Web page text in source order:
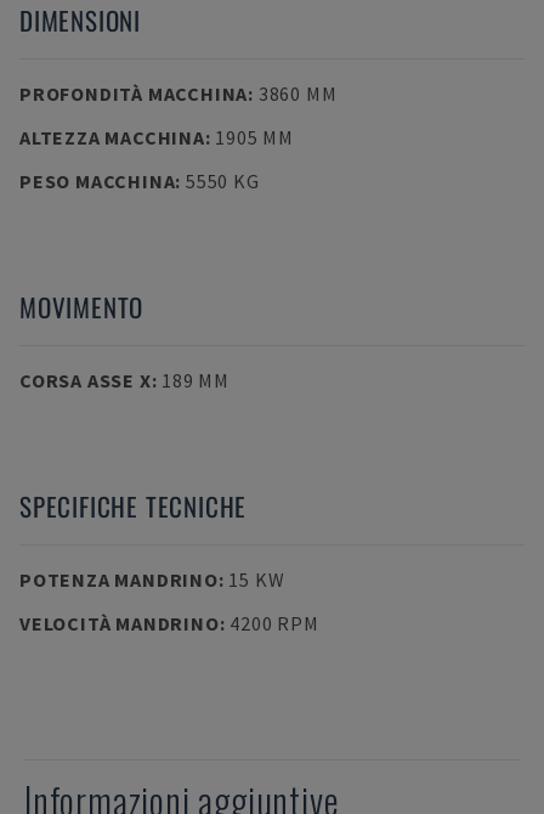
DIMENSIONI
PROFONDITÀ MACCHINA: 3860 MM
ALTEZZA MACCHINA: 1905 MM
PESO MACCHINA: 5550 KG
MOVIMENTO
CORSA ASSE X: 189 MM
SPECIFICHE TECNICHE
POTENZA MANDRINO: 15 KW
VELOCITÀ MANDRINO: 4200 RPM
Informazioni aggiuntive